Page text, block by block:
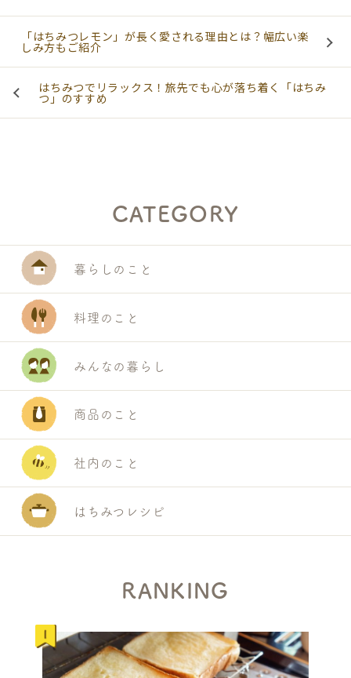
「はちみつレモン」が長く愛される理由とは？幅広い楽
しみ方もご紹介
はちみつでリラックス！旅先でも心が落ち着く「はちみ
つ」のすすめ
CATEGORY
暮らしのこと
料理のこと
みんなの暮らし
商品のこと
社内のこと
はちみつレシピ
RANKING